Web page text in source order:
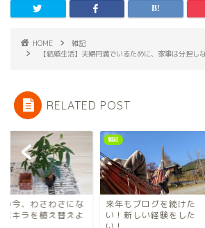
HOME
雑記
【結婚生活】夫婦円満でいるために、家事は分担し
RELATED POST
の今、わさわさにな
パキラを植え替えよ
雑記
来年もブログを続けた
い！新しい経験をした